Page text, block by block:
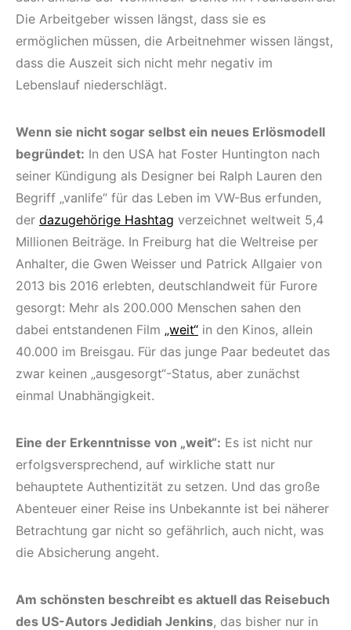
Die Arbeitgeber wissen längst, dass sie es
ermöglichen müssen, die Arbeitnehmer wissen längst,
dass die Auszeit sich nicht mehr negativ im
Lebenslauf niederschlägt.
Wenn sie nicht sogar selbst ein neues Erlösmodell
begründet: In den USA hat Foster Huntington nach
seiner Kündigung als Designer bei Ralph Lauren den
Begriff „vanlife“ für das Leben im VW-Bus erfunden,
der dazugehörige Hashtag verzeichnet weltweit 5,4
Millionen Beiträge. In Freiburg hat die Weltreise per
Anhalter, die Gwen Weisser und Patrick Allgaier von
2013 bis 2016 erlebten, deutschlandweit für Furore
gesorgt: Mehr als 200.000 Menschen sahen den
dabei entstandenen Film „weit“ in den Kinos, allein
40.000 im Breisgau. Für das junge Paar bedeutet das
zwar keinen „ausgesorgt“-Status, aber zunächst
einmal Unabhängigkeit.
Eine der Erkenntnisse von „weit“: Es ist nicht nur
erfolgsversprechend, auf wirkliche statt nur
behauptete Authentizität zu setzen. Und das große
Abenteuer einer Reise ins Unbekannte ist bei näherer
Betrachtung gar nicht so gefährlich, auch nicht, was
die Absicherung angeht.
Am schönsten beschreibt es aktuell das Reisebuch
des US-Autors Jedidiah Jenkins, das bisher nur in